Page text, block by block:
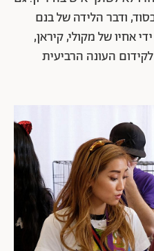
ודבר הלידה של בנם
רק על ידי אחיו של מקולי, קיראן,
העונה הרביעית